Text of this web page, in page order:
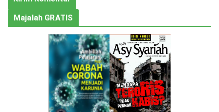
Majalah GRATIS